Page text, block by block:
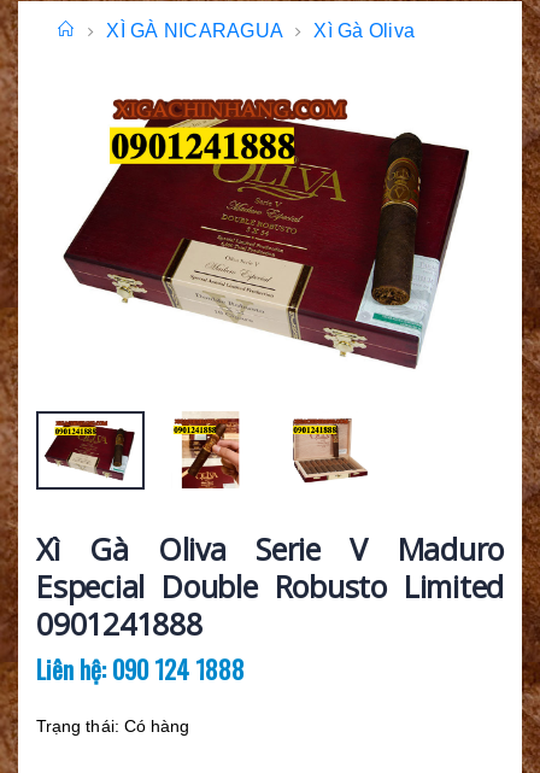
XÌ GÀ NICARAGUA Xì Gà Oliva
Xì Gà Oliva Serie V Maduro
Especial Double Robusto Limited
0901241888
Liên hệ: 090 124 1888
Trạng thái: Có hàng